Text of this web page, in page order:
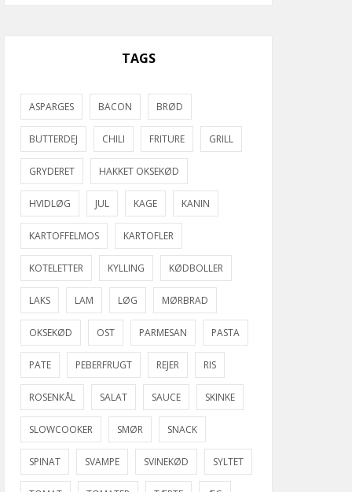
TAGS
ASPARGES BACON BRØD
BUTTERDEJ CHILI FRITURE GRILL
GRYDERET HAKKET OKSEKØD
HVIDLØG JUL KAGE KANIN
KARTOFFELMOS KARTOFLER
KOTELETTER KYLLING KØDBOLLER
LAKS LAM LØG MØRBRAD
OKSEKØD OST PARMESAN PASTA
PATE PEBERFRUGT REJER RIS
ROSENKÅL SALAT SAUCE SKINKE
SLOWCOOKER SMØR SNACK
SPINAT SVAMPE SVINEKØD SYLTET